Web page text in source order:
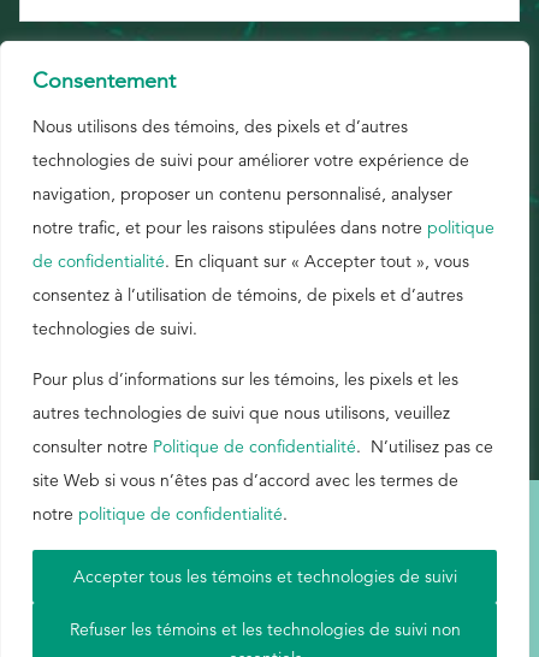
Consentement
Nous utilisons des témoins, des pixels et d’autres
technologies de suivi pour améliorer votre expérience de
navigation, proposer un contenu personnalisé, analyser
notre trafic, et pour les raisons stipulées dans notre politique
de confidentialité. En cliquant sur « Accepter tout », vous
consentez à l’utilisation de témoins, de pixels et d’autres
technologies de suivi.
Pour plus d’informations sur les témoins, les pixels et les
autres technologies de suivi que nous utilisons, veuillez
consulter notre Politique de confidentialité. N’utilisez pas ce
site Web si vous n’êtes pas d’accord avec les termes de
notre politique de confidentialité.
Refuser les témoins et les technologies de suivi non
Accepter tous les témoins et technologies de suivi
Entreprise*
Région*
Pays*
Conditions d'utilisation | Carte du site | Politique de confidentialité